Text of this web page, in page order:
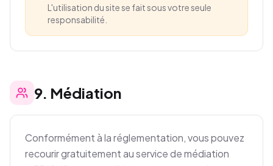
L'utilisation du site se fait sous votre seule
responsabilité.
9. Médiation
Conformément à la réglementation, vous pouvez
recourir gratuitement au service de médiation